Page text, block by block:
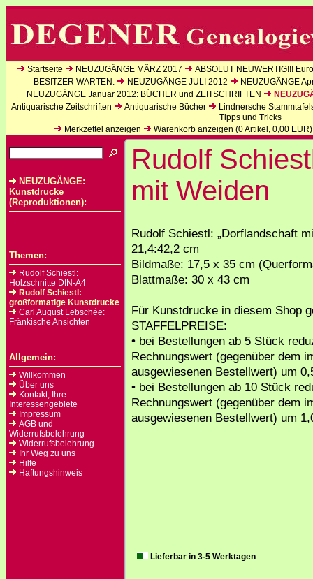
Startseite NEUZUGÄNGE MÄRZ 2017
ABSOLUT NEUWERTIG!!!
BESITZER WARTEN:
NEUZUGÄNGE JULI 2012
NEUZUGÄNGE
NEUZUGÄNGE Januar 2012: BÜCHER und ZEITSCHRIFTEN
Antiquarische Zeitschriften
Antiquarische Bücher
Lindnersche
Tipps und Tricks
Merkzettel anzeigen
Warenkorb anzeigen (0Artikel, 0,00 EUR)
NEUZUGÄNGE:
Kunstdrucke
(Reproduktionen):
Themen:
Rudolf Schiestl:
Holzschnitte DIN-A4
Rudolf Schiestl:
großformatige Kunstdrucke
Carl August Lebschée:
Fränkische Ansichten
Allgemein:
Willkommen
Über uns
Kontakt, Ihre
Interessengebiete
Impressum
AGB und
Widerrufsbelehrung
Widerrufsbelehrung
Ihr Weg zu uns
Hilfe
Haftungshinweis
Rudolf
mit Weiden
Rudolf Schiestl: „Dorflandschaft
21,4:42,2 cm
Bildmaße: 17,5 x 35 cm
Blattmaße: 30 x 43 cm
Für Kunstdrucke in diesem Shop
STAFFELPREISE:
• bei Bestellungen ab 5 Stück
Rechnungswert (gegenüber dem
ausgewiesenen Bestellwert) um
• bei Bestellungen ab 10 Stück
Rechnungswert (gegenüber dem
ausgewiesenen Bestellwert) um
Lieferbar in 3-5 Werktagen